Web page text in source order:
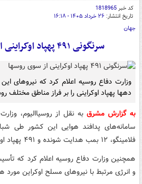
کد خبر1818965
تاریخ انتشار: ۲۶ خرداد ۱۴۰۵ - ۱۶:۱۸
جهان
سرنگونی ۴۹۱ پهپاد اوکراینی از سوی روسها
وزارت دفاع روسیه اعلام کرد که نیروهای
دهها پهپاد اوکراینی را بر فراز مناطق مختلف
به گزارش مشرقبه نقل از روسیاالیوم،
سامانه‌های پدافند هوایی این کشور طی
فلامینگو، ۱۲ بمب هدایت شونده و ۴۹۱ پهپاد اوکراینی را منهدم کرده‌اند.
همچنین وزارت دفاع روسیه اعلام کرد که
و انرژی مرتبط با نیروهای مسلح اوکراین